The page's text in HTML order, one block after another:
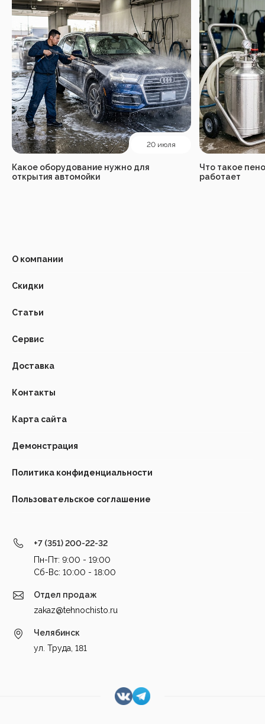
20 июля
Какое оборудование нужно для
открытия автомойки
Что такое
работает
О компании
Скидки
Статьи
Сервис
Доставка
Контакты
Карта сайта
Демонстрация
Политика конфиденциальности
Пользовательское соглашение
+7 (351) 200-22-32
Пн-Пт: 9:00 - 19:00
Cб-Вс: 10:00 - 18:00
Отдел продаж
zakaz@tehnochisto.ru
Челябинск
ул. Труда, 181